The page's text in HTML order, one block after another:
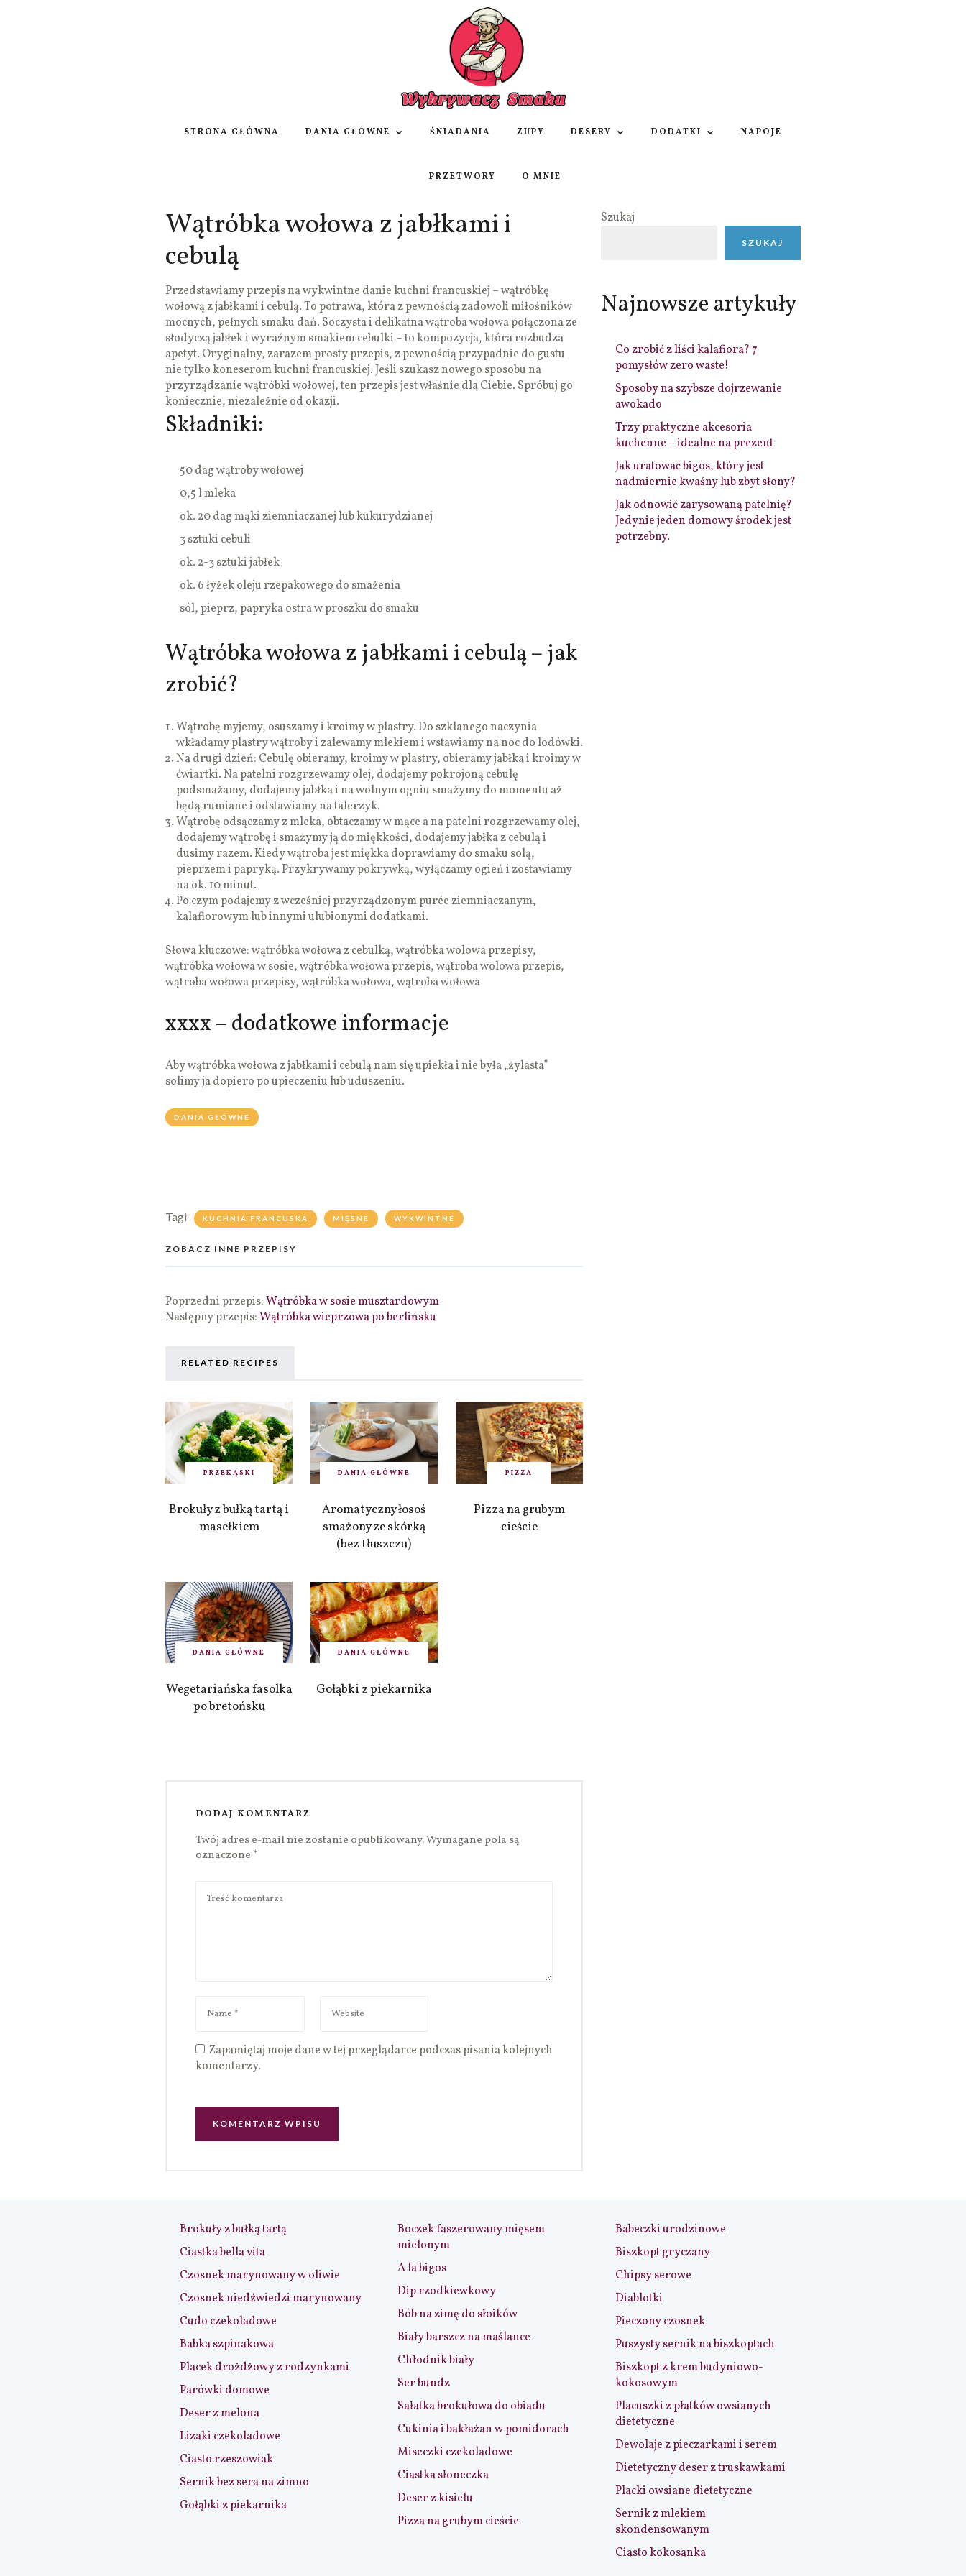
STRONA GŁÓWNA DANIA GŁÓWNE ŚNIADANIA ZUPY DESERY DODATKI NAPOJE
PRZETWORY O MNIE
Wątróbka wołowa z jabłkami i
cebulą
Przedstawiamy przepis na wykwintne danie kuchni francuskiej – wątróbkę
wołową z jabłkami i cebulą. To potrawa, która z pewnością zadowoli miłośników
mocnych, pełnych smaku dań. Soczysta i delikatna wątroba wołowa połączona ze
słodyczą jabłek i wyraźnym smakiem cebulki – to kompozycja, która rozbudza
apetyt. Oryginalny, zarazem prosty przepis, z pewnością przypadnie do gustu
nie tylko koneserom kuchni francuskiej. Jeśli szukasz nowego sposobu na
przyrządzanie wątróbki wołowej, ten przepis jest właśnie dla Ciebie. Spróbuj go
koniecznie, niezależnie od okazji.
Składniki:
50 dag wątroby wołowej
0,5 l mleka
ok. 20 dag mąki ziemniaczanej lub kukurydzianej
3 sztuki cebuli
ok. 2-3 sztuki jabłek
ok. 6 łyżek oleju rzepakowego do smażenia
sól, pieprz, papryka ostra w proszku do smaku
Wątróbka wołowa z jabłkami i cebulą – jak
zrobić?
Wątrobę myjemy, osuszamy i kroimy w plastry. Do szklanego naczynia
wkładamy plastry wątroby i zalewamy mlekiem i wstawiamy na noc do lodówki.
Na drugi dzień: Cebulę obieramy, kroimy w plastry, obieramy jabłka i kroimy w
ćwiartki. Na patelni rozgrzewamy olej, dodajemy pokrojoną cebulę
podsmażamy, dodajemy jabłka i na wolnym ogniu smażymy do momentu aż
będą rumiane i odstawiamy na talerzyk.
Wątrobę odsączamy z mleka, obtaczamy w mące a na patelni rozgrzewamy olej,
dodajemy wątrobę i smażymy ją do miękkości, dodajemy jabłka z cebulą i
dusimy razem. Kiedy wątroba jest miękka doprawiamy do smaku solą,
pieprzem i papryką. Przykrywamy pokrywką, wyłączamy ogień i zostawiamy
na ok. 10 minut.
Po czym podajemy z wcześniej przyrządzonym purée ziemniaczanym,
kalafiorowym lub innymi ulubionymi dodatkami.
Słowa kluczowe: wątróbka wołowa z cebulką, wątróbka wolowa przepisy,
wątróbka wołowa w sosie, wątróbka wołowa przepis, wątroba wolowa przepis,
wątroba wołowa przepisy, wątróbka wołowa, wątroba wołowa
xxxx – dodatkowe informacje
Aby wątróbka wołowa z jabłkami i cebulą nam się upiekła i nie była „żylasta”
solimy ja dopiero po upieczeniu lub uduszeniu.
DANIA GŁÓWNE
Tagi KUCHNIA FRANCUSKA MIĘSNE WYKWINTNE
ZOBACZ INNE PRZEPISY
Poprzedni przepis:Wątróbka w sosie musztardowym
Następny przepis:Wątróbka wieprzowa po berlińsku
RELATED RECIPES
PRZEKĄSKI
Brokuły z bułką tartą i
masełkiem
DANIA GŁÓWNE
Aromatyczny łosoś
smażony ze skórką
(bez tłuszczu)
PIZZA
Pizza na grubym
cieście
DANIA GŁÓWNE
Wegetariańska fasolka
po bretońsku
DANIA GŁÓWNE
Gołąbki z piekarnika
DODAJ KOMENTARZ
Twój adres e-mail nie zostanie opublikowany.Wymagane pola są
oznaczone *
Zapamiętaj moje dane w tej przeglądarce podczas pisania kolejnych
komentarzy.
Szukaj
SZUKAJ
Najnowsze artykuły
Co zrobić z liści kalafiora? 7
pomysłów zero waste!
Sposoby na szybsze dojrzewanie
awokado
Trzy praktyczne akcesoria
kuchenne – idealne na prezent
Jak uratować bigos, który jest
nadmiernie kwaśny lub zbyt słony?
Jak odnowić zarysowaną patelnię?
Jedynie jeden domowy środek jest
potrzebny.
Brokuły z bułką tartą
Ciastka bella vita
Czosnek marynowany w oliwie
Czosnek niedźwiedzi marynowany
Cudo czekoladowe
Babka szpinakowa
Placek drożdżowy z rodzynkami
Parówki domowe
Deser z melona
Lizaki czekoladowe
Ciasto rzeszowiak
Sernik bez sera na zimno
Gołąbki z piekarnika
Boczek faszerowany mięsem
mielonym
A la bigos
Dip rzodkiewkowy
Bób na zimę do słoików
Biały barszcz na maślance
Chłodnik biały
Ser bundz
Sałatka brokułowa do obiadu
Cukinia i bakłażan w pomidorach
Miseczki czekoladowe
Ciastka słoneczka
Deser z kisielu
Pizza na grubym cieście
Babeczki urodzinowe
Biszkopt gryczany
Chipsy serowe
Diablotki
Pieczony czosnek
Puszysty sernik na biszkoptach
Biszkopt z krem budyniowo-
kokosowym
Placuszki z płatków owsianych
dietetyczne
Dewolaje z pieczarkami i serem
Dietetyczny deser z truskawkami
Placki owsiane dietetyczne
Sernik z mlekiem
skondensowanym
Ciasto kokosanka